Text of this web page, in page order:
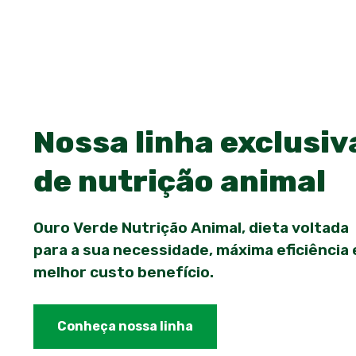
Nossa linha
de nutrição animal
Ouro Verde Nutrição Animal, dieta voltada
para a sua necessidade, máxima eficiência
melhor custo benefício.
Conheça nossa linha